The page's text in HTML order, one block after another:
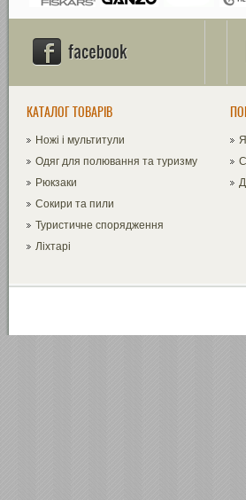
КАТАЛОГ ТОВАРІВ
Ножі і мультитули
Одяг для полювання та туризму
Рюкзаки
Сокири та пили
Туристичне спорядження
Ліхтарі